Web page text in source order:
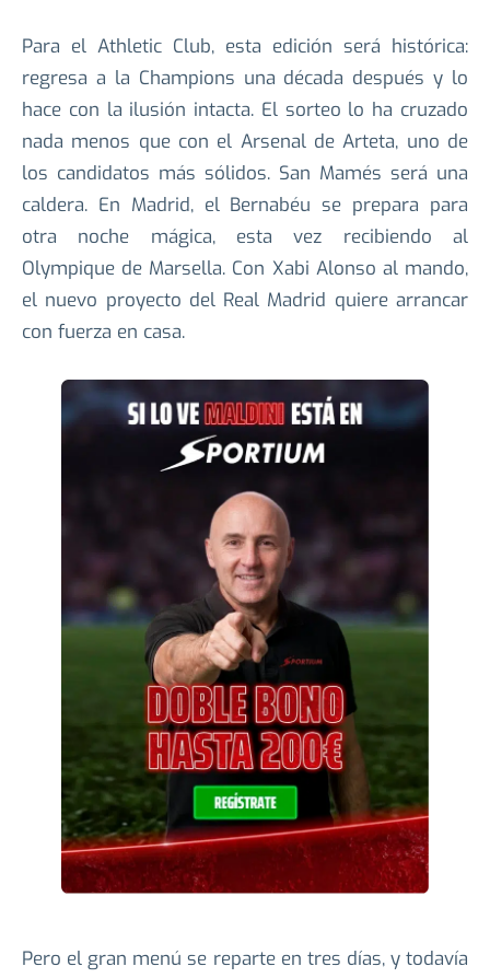
Para el Athletic Club, esta edición será histórica:
regresa a la Champions una década después y lo
hace con la ilusión intacta. El sorteo lo ha cruzado
nada menos que con el Arsenal de Arteta, uno de
los candidatos más sólidos. San Mamés será una
caldera. En Madrid, el Bernabéu se prepara para
otra noche mágica, esta vez recibiendo al
Olympique de Marsella. Con Xabi Alonso al mando,
el nuevo proyecto del Real Madrid quiere arrancar
con fuerza en casa.
Pero el gran menú se reparte en tres días, y todavía